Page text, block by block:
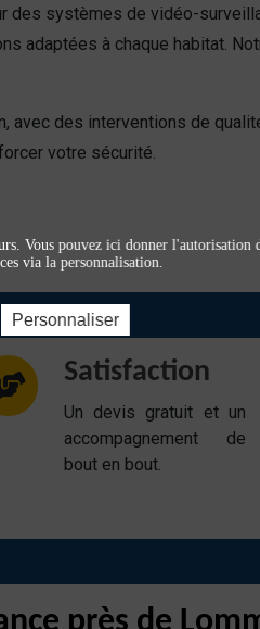
des systèmes de vidéo-
adaptées à chaque habitat.
des interventions de
votre sécurité.
Satisfaction
Un devis gratuit et un
accompagnement de
bout en bout.
Vous pouvez ici donner l'autorisation
via la personnalisation.
Personnaliser